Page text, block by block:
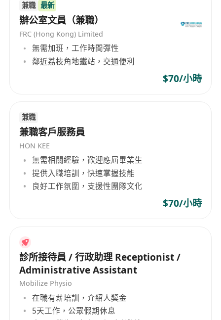
定時定候：
【主要職責】
純文書支援： 協助 HR 經理處理日常瑣碎行政事
務。
文件管理：負責影印、素描、存檔 (Filing) 及更
辦公室雜務：
更新。
【職位要求】
性格穩重：為人細心、有耐性，能安於處理重
複性文書工作，處事有條理。
資歷不限：我們歡迎具備社會經驗、處事成熟
語言要求：
能力（能看懂簡單文件標題）。
良好態度：準時、可靠，能做好本分工作。
兼職 最新
辦公室文員（兼職）
FRC (Hong Kong) Limited
無需加班，工作時間彈性
鄰近荔枝角地鐵站，交通便利
$70/小時
兼職
兼職客戶服務員
HON KEE
無需相關經驗，歡迎應屆畢業生
提供入職培訓，快速掌握技能
良好工作氛圍，支援性團隊文化
$70/小時
診所接待員 / 行政助理 Receptionist /
Administrative Assistant
Mobilize Physio
在職有薪培訓，介紹人獎金
5天工作，公眾假期休息